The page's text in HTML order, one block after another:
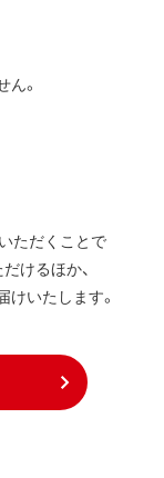
。
ただくことで
けるほか、
いたします。